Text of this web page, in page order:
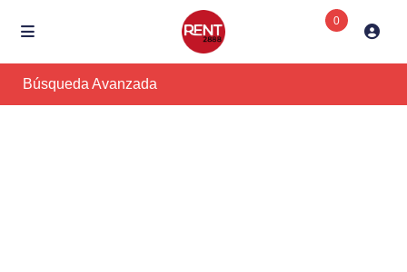
0
Búsqueda Avanzada